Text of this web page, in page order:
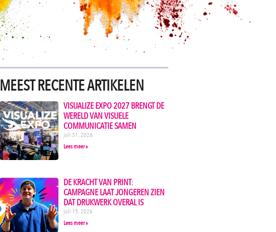
MEEST RECENTE ARTIKELEN
VISUALIZE EXPO 2027 BRENGT DE
WERELD VAN VISUELE
COMMUNICATIE SAMEN
juli 31, 2026
Lees meer »
DE KRACHT VAN PRINT:
CAMPAGNE LAAT JONGEREN ZIEN
DAT DRUKWERK OVERAL IS
juli 15, 2026
Lees meer »